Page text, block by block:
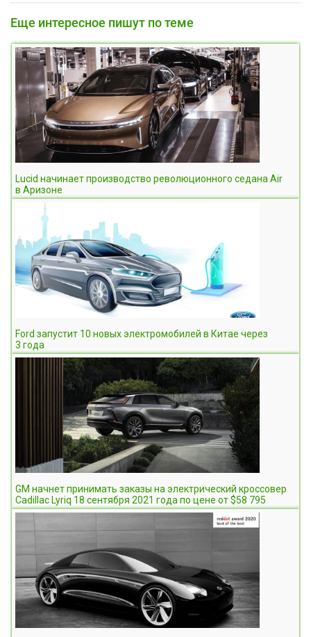
Еще интересное пишут по теме
Lucid начинает производство революционного седана Air
в Аризоне
Ford запустит 10 новых электромобилей в Китае через
3 года
GM начнет принимать заказы на электрический кроссовер
Cadillac Lyriq 18 сентября 2021 года по цене от $58 795